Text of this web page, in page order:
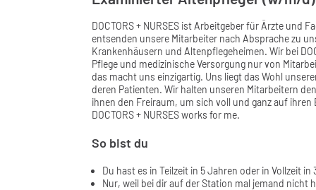
DOCTORS + NURSES ist Arbeitgeber für Ärzte und
entsenden unsere Mitarbeiter nach Absprache zu
Krankenhäusern und Altenpflegeheimen. Wir bei
Pflege und medizinische Versorgung nur von
das macht uns einzigartig. Uns liegt das Wohl
deren Patienten. Wir halten unseren Mitarbeitern
ihnen den Freiraum, um sich voll und ganz auf
DOCTORS + NURSES works for me.
So bist du
Du hast es in Teilzeit in 5 Jahren oder in Vollzeit
Nur, weil bei dir auf der Station mal jemand